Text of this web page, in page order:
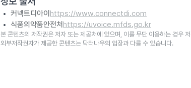
커넥트디아이 https://www.connectdi.com
식품의약품안전처 https://uvoice.mfds.go.kr
본 콘텐츠의 저작권은 저자 또는 제공처에 있으며, 이를 무단 이용하는 경우
외부저작권자가 제공한 콘텐츠는 닥터나우의 입장과 다를 수 있습니다.